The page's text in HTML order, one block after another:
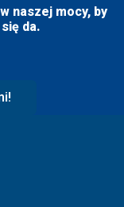
naszej mocy, by
da.